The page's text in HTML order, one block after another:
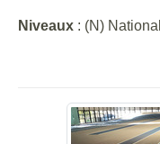
Niveaux : (N)